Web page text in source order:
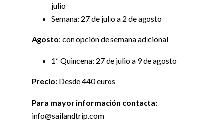
julio
Semana: 27 de julio a 2 de agosto
Agosto: con opción de semana adicional
1ª Quincena: 27 de julio a 9 de agosto
Precio: Desde 440 euros
Para mayor información contacta:
info@sailandtrip.com